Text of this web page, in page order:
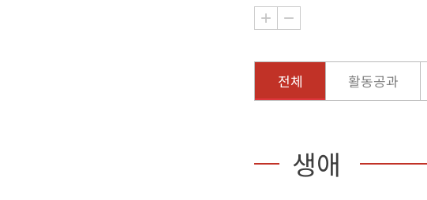
전체 활동공과
생애